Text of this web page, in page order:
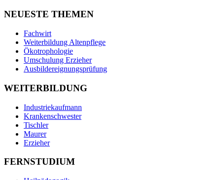
NEUESTE THEMEN
Fachwirt
Weiterbildung Altenpflege
Ökotrophologie
Umschulung Erzieher
Ausbildereignungsprüfung
WEITERBILDUNG
Industriekaufmann
Krankenschwester
Tischler
Maurer
Erzieher
FERNSTUDIUM